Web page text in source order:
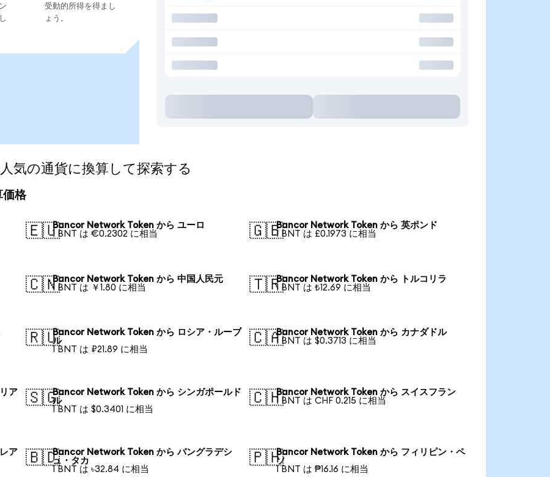
受動的所得を得まし
ょう。
の通貨に換算して探索する
価格
🇪🇺Bancor Network Token から ユーロ
1 BNT は €0.2302 に相当
🇬🇧Bancor Network Token から 英ポンド
1 BNT は £0.1973 に相当
🇨🇳Bancor Network Token から 中国人民元
1 BNT は ￥1.80 に相当
🇹🇷Bancor Network Token から トルコリラ
1 BNT は ₺12.69 に相当
🇷🇺Bancor Network Token から ロシア・ルーブ
ル
1 BNT は ₽21.89 に相当
🇨🇦Bancor Network Token から カナダドル
1 BNT は $0.3713 に相当
ア
🇸🇬Bancor Network Token から シンガポールド
ル
1 BNT は $0.3401 に相当
🇨🇭Bancor Network Token から スイスフラン
1 BNT は CHF 0.215 に相当
ア
🇧🇩Bancor Network Token から バングラデシ
ュ・タカ
1 BNT は ৳32.84 に相当
🇵🇭Bancor Network Token から フィリピン・ペ
ソ
1 BNT は ₱16.16 に相当